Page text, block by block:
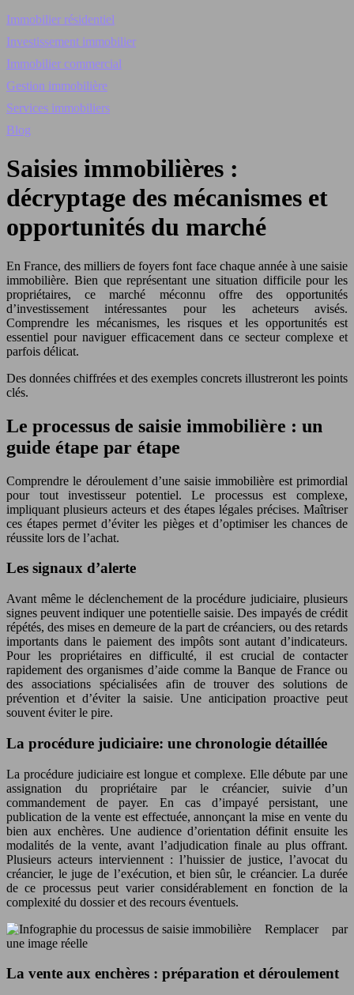
Immobilier résidentiel
Investissement immobilier
Immobilier commercial
Gestion immobilière
Services immobiliers
Blog
Saisies immobilières :
décryptage des mécanismes et
opportunités du marché
En France, des milliers de foyers font face chaque année à une saisie
immobilière. Bien que représentant une situation difficile pour les
propriétaires, ce marché méconnu offre des opportunités
d’investissement intéressantes pour les acheteurs avisés.
Comprendre les mécanismes, les risques et les opportunités est
essentiel pour naviguer efficacement dans ce secteur complexe et
parfois délicat.
Des données chiffrées et des exemples concrets illustreront les points
clés.
Le processus de saisie immobilière : un
guide étape par étape
Comprendre le déroulement d’une saisie immobilière est primordial
pour tout investisseur potentiel. Le processus est complexe,
impliquant plusieurs acteurs et des étapes légales précises. Maîtriser
ces étapes permet d’éviter les pièges et d’optimiser les chances de
réussite lors de l’achat.
Les signaux d’alerte
Avant même le déclenchement de la procédure judiciaire, plusieurs
signes peuvent indiquer une potentielle saisie. Des impayés de crédit
répétés, des mises en demeure de la part de créanciers, ou des retards
importants dans le paiement des impôts sont autant d’indicateurs.
Pour les propriétaires en difficulté, il est crucial de contacter
rapidement des organismes d’aide comme la Banque de France ou
des associations spécialisées afin de trouver des solutions de
prévention et d’éviter la saisie. Une anticipation proactive peut
souvent éviter le pire.
La procédure judiciaire: une chronologie détaillée
La procédure judiciaire est longue et complexe. Elle débute par une
assignation du propriétaire par le créancier, suivie d’un
commandement de payer. En cas d’impayé persistant, une
publication de la vente est effectuée, annonçant la mise en vente du
bien aux enchères. Une audience d’orientation définit ensuite les
modalités de la vente, avant l’adjudication finale au plus offrant.
Plusieurs acteurs interviennent : l’huissier de justice, l’avocat du
créancier, le juge de l’exécution, et bien sûr, le créancier. La durée
de ce processus peut varier considérablement en fonction de la
complexité du dossier et des recours éventuels.
Remplacer par
une image réelle
La vente aux enchères : préparation et déroulement